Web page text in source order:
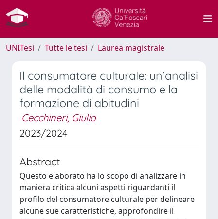
UNITesi Tutte le tesi Laurea magistrale
Il consumatore culturale: un’analisi
delle modalità di consumo e la
formazione di abitudini
Cecchineri, Giulia
2023/2024
Abstract
Questo elaborato ha lo scopo di analizzare in
maniera critica alcuni aspetti riguardanti il
profilo del consumatore culturale per delineare
alcune sue caratteristiche, approfondire il